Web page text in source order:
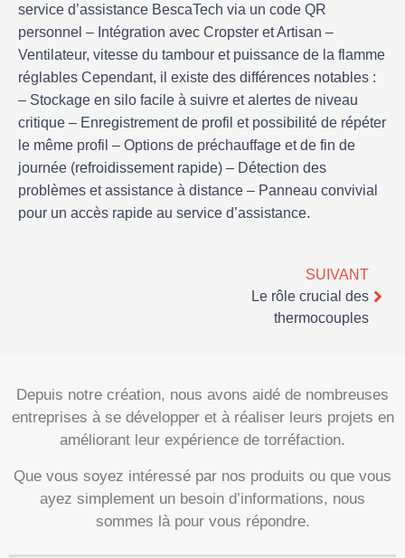
service d’assistance BescaTech via un code QR
personnel – Intégration avec Cropster et Artisan –
Ventilateur, vitesse du tambour et puissance de la flamme
réglables Cependant, il existe des différences notables :
– Stockage en silo facile à suivre et alertes de niveau
critique – Enregistrement de profil et possibilité de répéter
le même profil – Options de préchauffage et de fin de
journée (refroidissement rapide) – Détection des
problèmes et assistance à distance – Panneau convivial
pour un accès rapide au service d’assistance.
SUIVANT
Le rôle crucial des
thermocouples
Depuis notre création, nous avons aidé de nombreuses
entreprises à se développer et à réaliser leurs projets en
améliorant leur expérience de torréfaction.
Que vous soyez intéressé par nos produits ou que vous
ayez simplement un besoin d’informations, nous
sommes là pour vous répondre.